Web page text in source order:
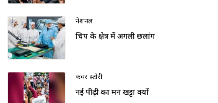
नेशनल
चिप के क्षेत्र में अगली छलांग
कवर स्टोरी
नई पीढ़ी का मन खट्टा क्यों